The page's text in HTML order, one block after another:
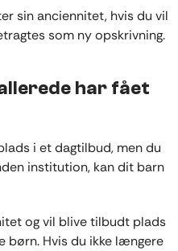
sin anciennitet, hvis du vil
som ny opskrivning.
har fået
i et dagtilbud, men du
institution, kan dit barn
og vil blive tilbudt plads
børn. Hvis du ikke længere